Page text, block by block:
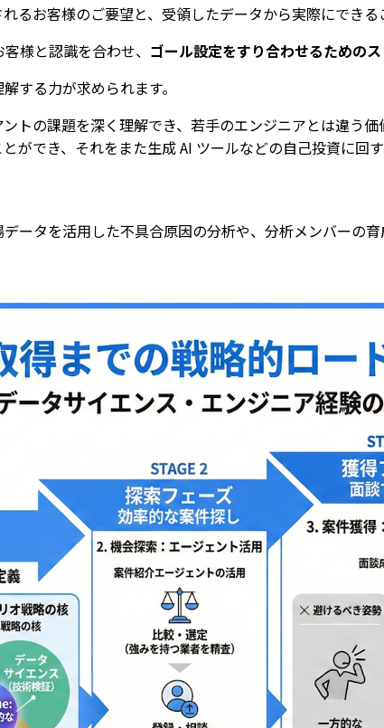
るお客様のご要望と、受領したデータから実際にできる
様と認識を合わせ、 ゴール設定をすり合わせるための
する力が求められます。
トの課題を深く理解でき、若手のエンジニアとは違う価
ができ、それをまた生成 AI ツールなどの自己投資に回
ータを活用した不具合原因の分析や、分析メンバーの育